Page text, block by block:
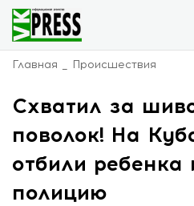
Главная Происшествия
Схватил за
поволок! На
отбили ребенка
полицию